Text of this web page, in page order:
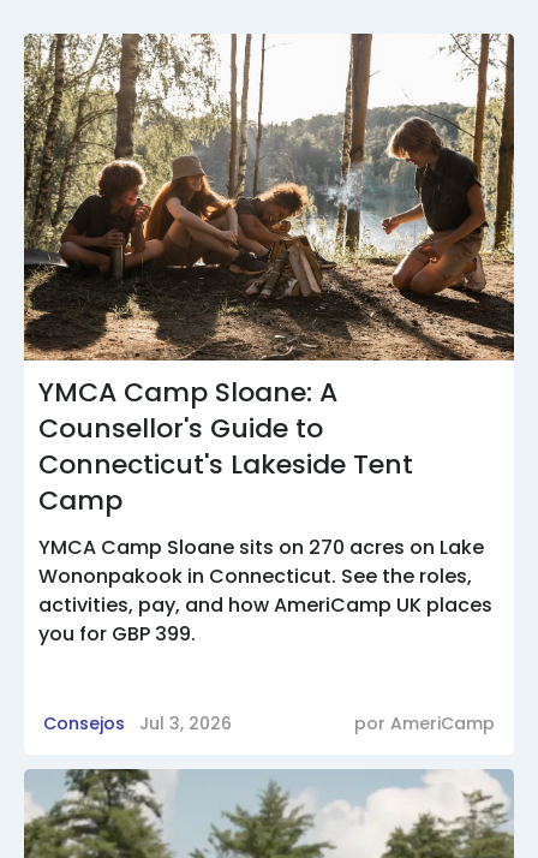
YMCA Camp Sloane: A
Counsellor's Guide to
Connecticut's Lakeside Tent
Camp
YMCA Camp Sloane sits on 270 acres on Lake
Wononpakook in Connecticut. See the roles,
activities, pay, and how AmeriCamp UK places
you for GBP 399.
Consejos Jul 3, 2026 por AmeriCamp